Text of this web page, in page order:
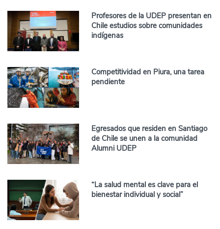
Profesores de la UDEP presentan en
Chile estudios sobre comunidades
indígenas
Competitividad en Piura, una tarea
pendiente
Egresados que residen en Santiago
de Chile se unen a la comunidad
Alumni UDEP
“La salud mental es clave para el
bienestar individual y social”